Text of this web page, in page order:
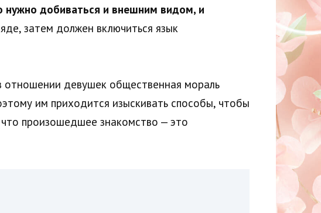
нужно добиваться и внешним видом, и
затем должен включиться язык
девушек общественная мораль
им приходится изыскивать способы, чтобы
произошедшее знакомство — это